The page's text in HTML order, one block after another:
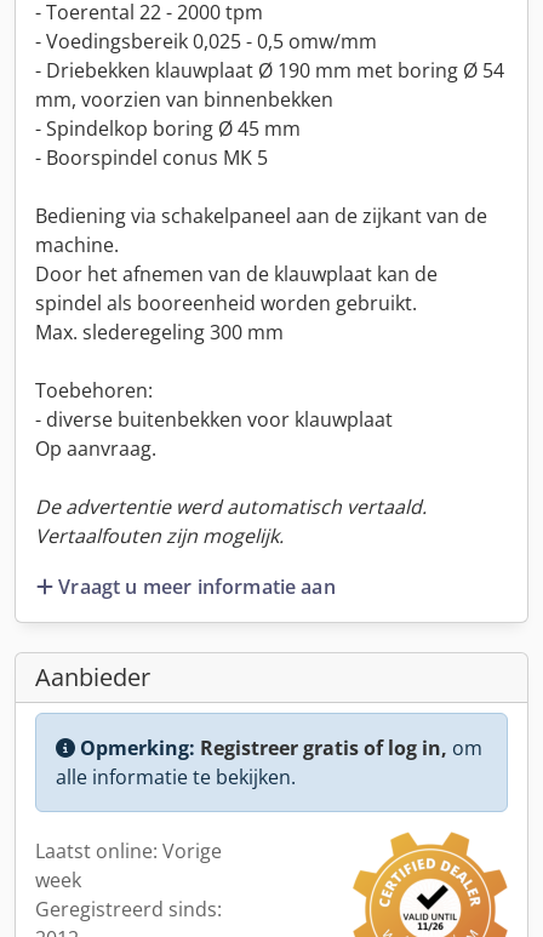
- Toerental 22 - 2000 tpm
- Voedingsbereik 0,025 - 0,5 omw/mm
- Driebekken klauwplaat Ø 190 mm met boring Ø 54
mm, voorzien van binnenbekken
- Spindelkop boring Ø 45 mm
- Boorspindel conus MK 5
Bediening via schakelpaneel aan de zijkant van de
machine.
Door het afnemen van de klauwplaat kan de
spindel als booreenheid worden gebruikt.
Max. slederegeling 300 mm
Toebehoren:
- diverse buitenbekken voor klauwplaat
Op aanvraag.
De advertentie werd automatisch vertaald.
Vertaalfouten zijn mogelijk.
Vraagt u meer informatie aan
Aanbieder
Opmerking: Registreer gratis of log in, om
alle informatie te bekijken.
Laatst online: Vorige
week
Geregistreerd sinds: